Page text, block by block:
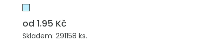
od 1.95 Kč
Skladem: 291158 ks.